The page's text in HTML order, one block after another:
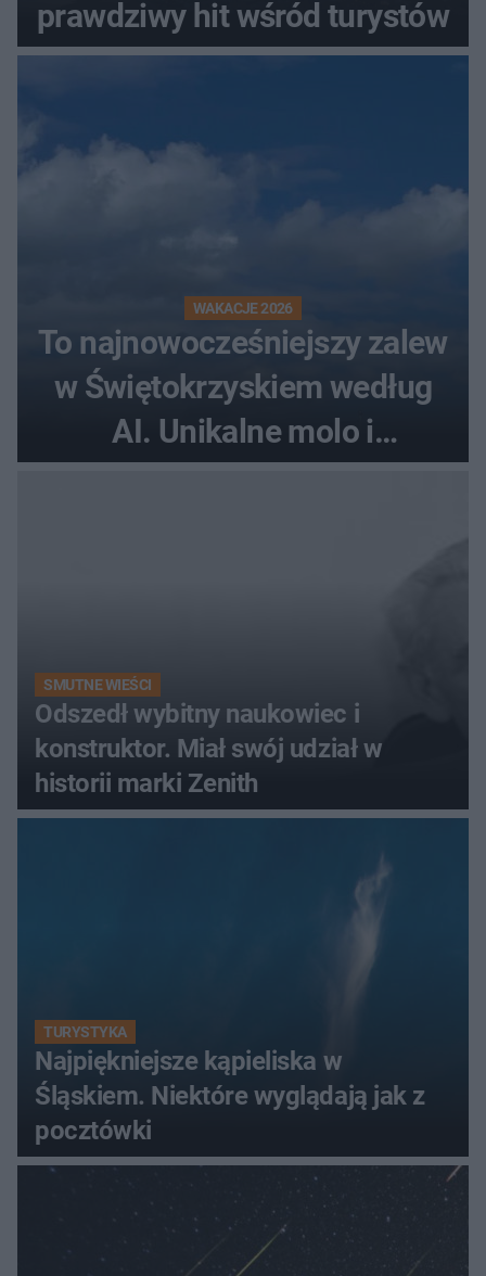
prawdziwy hit wśród turystów
WAKACJE 2026
To najnowocześniejszy zalew
w Świętokrzyskiem według
AI. Unikalne molo i
SMUTNE WIEŚCI
Odszedł wybitny naukowiec i
konstruktor. Miał swój udział w
historii marki Zenith
TURYSTYKA
Najpiękniejsze kąpieliska w
Śląskiem. Niektóre wyglądają jak z
pocztówki